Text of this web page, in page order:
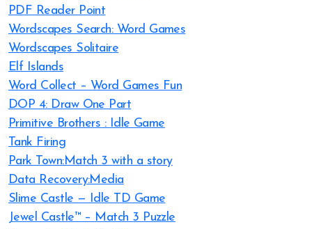
PDF Reader Point
Wordscapes Search: Word Games
Wordscapes Solitaire
Elf Islands
Word Collect – Word Games Fun
DOP 4: Draw One Part
Primitive Brothers : Idle Game
Tank Firing
Park Town:Match 3 with a story
Data Recovery:Media
Slime Castle — Idle TD Game
Jewel Castle™ – Match 3 Puzzle